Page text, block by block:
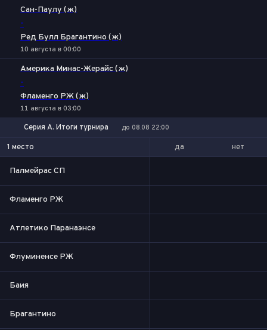
Сан-Паулу (ж)
-
Ред Булл Брагантино (ж)
10 августа в 00:00
Америка Минас-Жерайс (ж)
-
Фламенго РЖ (ж)
11 августа в 03:00
Серия А. Итоги турнира до 08.08 22:00
1 место да нет
Палмейрас СП
Фламенго РЖ
Атлетико Паранаэнсе
Флуминенсе РЖ
Баия
Брагантино